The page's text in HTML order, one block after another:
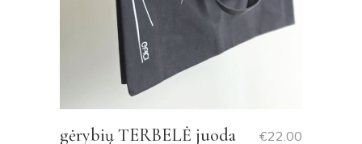
gėrybių TERBELĖ juoda €22.00